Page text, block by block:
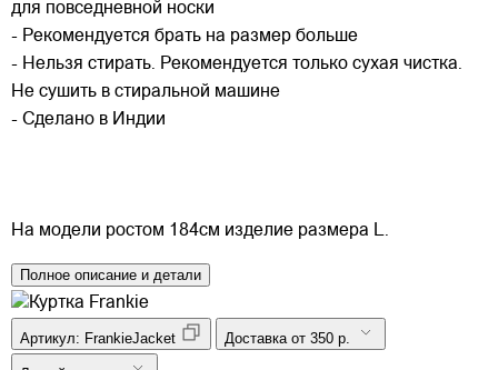
для повседневной носки
- Рекомендуется брать на размер больше
- Нельзя стирать. Рекомендуется только сухая чистка.
Не сушить в стиральной машине
- Сделано в Индии
На модели ростом 184см изделие размера L.
Полное описание и детали
Артикул: FrankieJacket Доставка от 350 р.